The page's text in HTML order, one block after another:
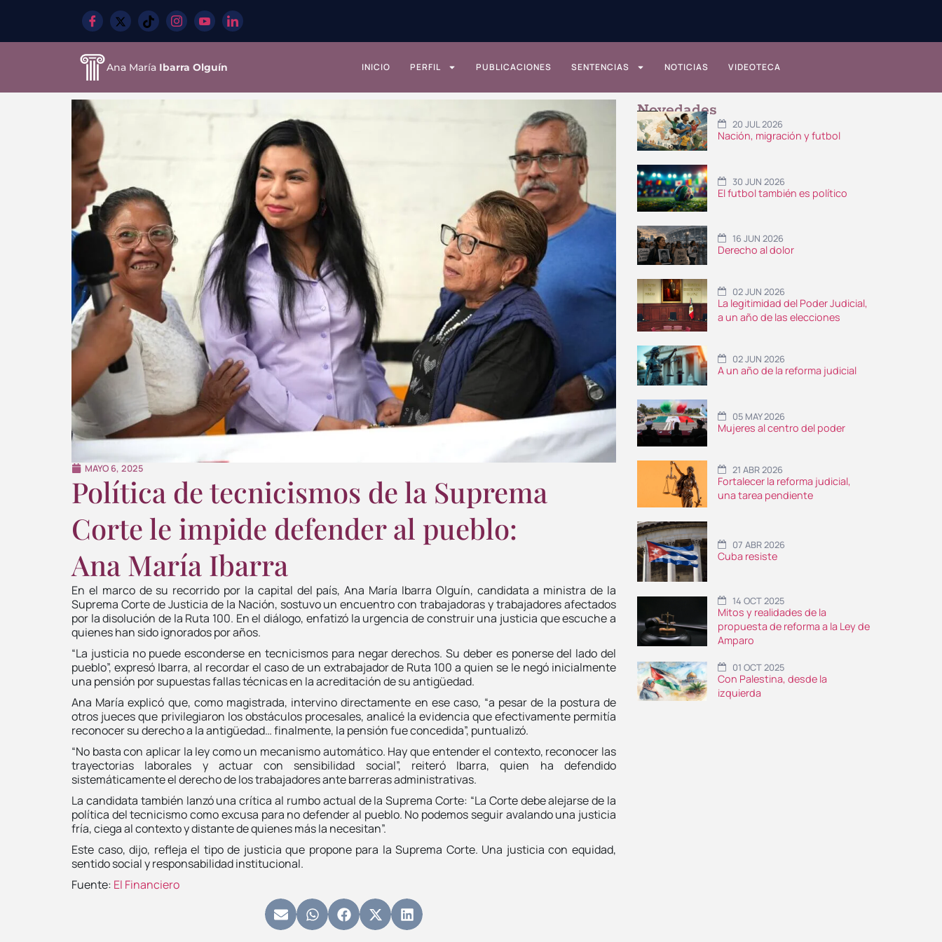
Ana María Ibarra Olguín INICIO PERFIL PUBLICACIONES SENTENCIAS NOTICIAS VIDEOTECA
MAYO 6, 2025
Política de tecnicismos de la Suprema
Corte le impide defender al pueblo:
Ana María Ibarra
​En el marco de su recorrido por la capital del país, Ana María Ibarra Olguín, candidata a ministra de la
Suprema Corte de Justicia de la Nación, sostuvo un encuentro con trabajadoras y trabajadores afectados
por la disolución de la Ruta 100. En el diálogo, enfatizó la urgencia de construir una justicia que escuche a
quienes han sido ignorados por años.
“La justicia no puede esconderse en tecnicismos para negar derechos. Su deber es ponerse del lado del
pueblo”, expresó Ibarra, al recordar el caso de un extrabajador de Ruta 100 a quien se le negó inicialmente
una pensión por supuestas fallas técnicas en la acreditación de su antigüedad.
Ana María explicó que, como magistrada, intervino directamente en ese caso, “a pesar de la postura de
otros jueces que privilegiaron los obstáculos procesales, analicé la evidencia que efectivamente permitía
reconocer su derecho a la antigüedad… finalmente, la pensión fue concedida”, puntualizó.
“No basta con aplicar la ley como un mecanismo automático. Hay que entender el contexto, reconocer las
trayectorias laborales y actuar con sensibilidad social”, reiteró Ibarra, quien ha defendido
sistemáticamente el derecho de los trabajadores ante barreras administrativas.
La candidata también lanzó una crítica al rumbo actual de la Suprema Corte: “La Corte debe alejarse de la
política del tecnicismo como excusa para no defender al pueblo. No podemos seguir avalando una justicia
fría, ciega al contexto y distante de quienes más la necesitan”.
Este caso, dijo, refleja el tipo de justicia que propone para la Suprema Corte. Una justicia con equidad,
sentido social y responsabilidad institucional.
Fuente: El Financiero
Novedades
20 JUL 2026
Nación, migración y futbol
30 JUN 2026
El futbol también es político
16 JUN 2026
Derecho al dolor
02 JUN 2026
La legitimidad del Poder Judicial,
a un año de las elecciones
02 JUN 2026
A un año de la reforma judicial
05 MAY 2026
Mujeres al centro del poder
21 ABR 2026
Fortalecer la reforma judicial,
una tarea pendiente
07 ABR 2026
Cuba resiste
14 OCT 2025
Mitos y realidades de la
propuesta de reforma a la Ley de
Amparo
01 OCT 2025
Con Palestina, desde la
izquierda